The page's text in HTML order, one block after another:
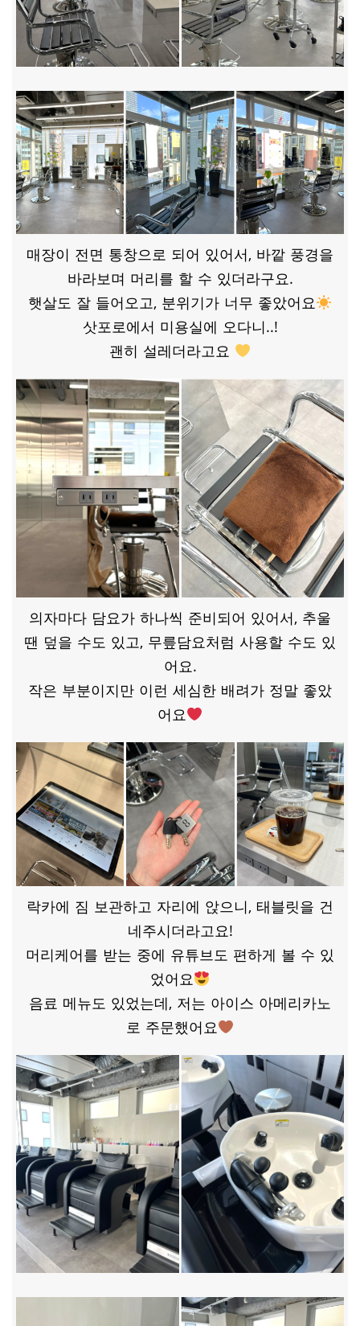
매장이 전면 통창으로 되어 있어서, 바깥 풍경을
바라보며 머리를 할 수 있더라구요.
햇살도 잘 들어오고, 분위기가 너무 좋았어요
삿포로에서 미용실에 오다니..!
괜히 설레더라고요
의자마다 담요가 하나씩 준비되어 있어서, 추울
땐 덮을 수도 있고, 무릎담요처럼 사용할 수도 있
어요.
작은 부분이지만 이런 세심한 배려가 정말 좋았
어요
락카에 짐 보관하고 자리에 앉으니, 태블릿을 건
네주시더라고요!
머리케어를 받는 중에 유튜브도 편하게 볼 수 있
었어요
음료 메뉴도 있었는데, 저는 아이스 아메리카노
로 주문했어요